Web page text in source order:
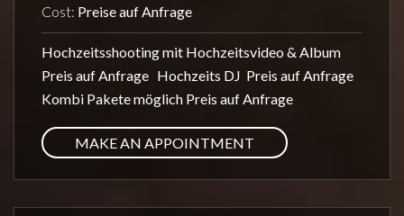
Cost: Preise auf Anfrage
Hochzeitsshooting mit Hochzeitsvideo & Album
Preis auf Anfrage Hochzeits DJ Preis auf Anfrage
Kombi Pakete möglich Preis auf Anfrage
MAKE AN APPOINTMENT